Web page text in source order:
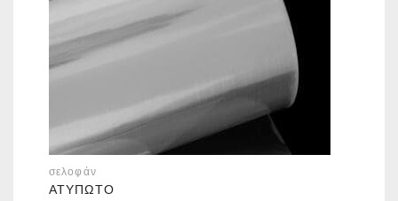
σελοφάν
ΑΤΎΠΩΤΟ